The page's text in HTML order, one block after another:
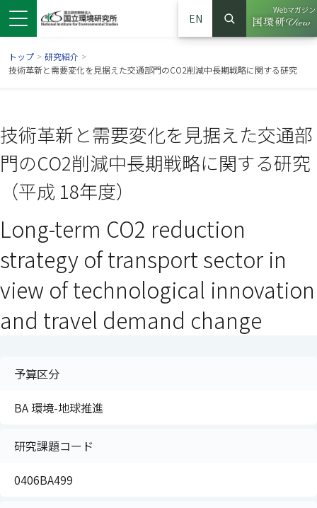
ウで開きます）
ンドウで開きます）
ウインドウで開きます）
EN
サイト内検索
検索
Webマガジン
（別ウイ
トップ > 研究紹介 >
技術革新と需要変化を見据えた交通部門のCO2削減中長期戦略に関する研究
技術革新と需要変化を見据えた交通部
門のCO2削減中長期戦略に関する研究
（平成 18年度）
Long-term CO2 reduction
strategy of transport sector in
view of technological innovation
and travel demand change
予算区分
BA 環境-地球推進
研究課題コード
0406BA499